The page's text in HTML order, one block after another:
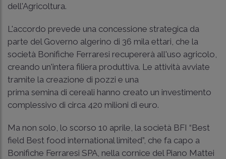
dell'Agricoltura.
L'accordo prevede una concessione strategica da
parte del Governo algerino di 36 mila ettari, che la
società Bonifiche Ferraresi recupererà all'uso agricolo,
creando un'intera filiera produttiva. Le attività avviate
tramite la creazione di pozzi e una
prima semina di cereali hanno creato un investimento
complessivo di circa 420 milioni di euro.
Ma non solo, lo scorso 10 aprile, la società BFI “Best
field Best food international limited”, che fa capo a
Bonifiche Ferraresi SPA, nella cornice del Piano Mattei